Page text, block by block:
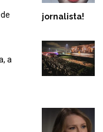
a
jornalista!